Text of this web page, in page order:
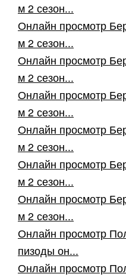
м 2 сезон...
Онлайн просмотр
м 2 сезон...
Онлайн просмотр
м 2 сезон...
Онлайн просмотр
м 2 сезон...
Онлайн просмотр
м 2 сезон...
Онлайн просмотр
м 2 сезон...
Онлайн просмотр
м 2 сезон...
Онлайн просмотр
пизоды он...
Онлайн просмотр